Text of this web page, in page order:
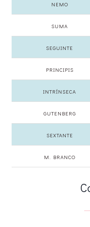
NEMO
SUMA
SEGUINTE
PRINCIPIS
INTRÍNSECA
GUTENBERG
SEXTANTE
M. BRANCO